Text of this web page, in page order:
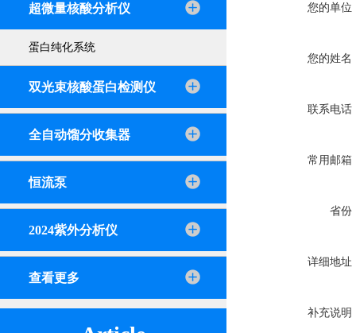
超微量核酸分析仪
蛋白纯化系统
双光束核酸蛋白检测仪
全自动馏分收集器
恒流泵
2024紫外分析仪
查看更多
您的单位
您的姓名
联系电话
常用邮箱
省份
详细地址
补充说明